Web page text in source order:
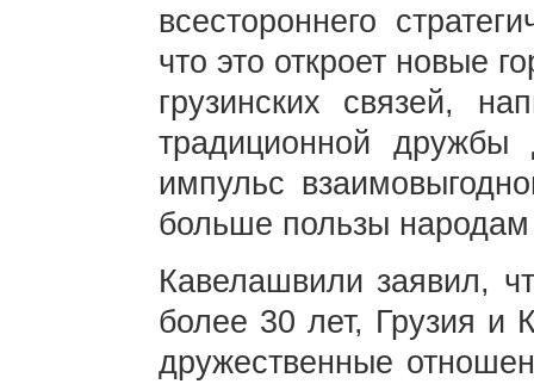
всестороннего
что это откроет новые
грузинских связей,
традиционной
импульс
больше пользы народам
Кавелашвили заявил,
более 30 лет, Грузия и
дружественные